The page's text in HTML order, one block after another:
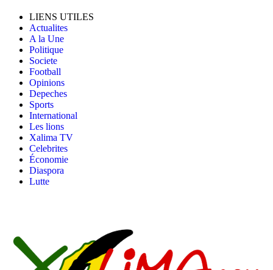
LIENS UTILES
Actualites
A la Une
Politique
Societe
Football
Opinions
Depeches
Sports
International
Les lions
Xalima TV
Celebrites
Économie
Diaspora
Lutte